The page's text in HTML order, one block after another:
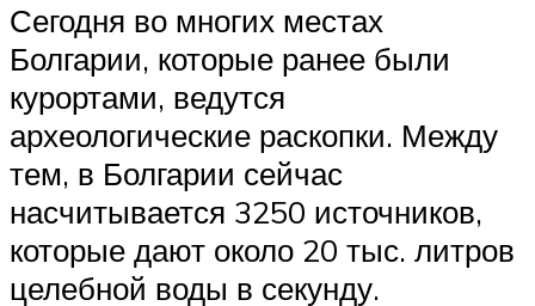
Сегодня во многих местах
Болгарии, которые ранее были
курортами, ведутся
археологические раскопки. Между
тем, в Болгарии сейчас
насчитывается 3250 источников,
которые дают около 20 тыс. литров
целебной воды в секунду.